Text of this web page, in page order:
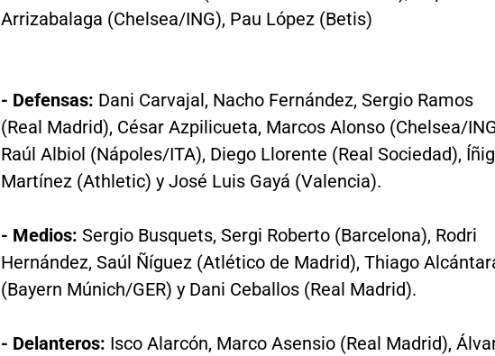
Arrizabalaga (Chelsea/ING), Pau López (Betis)
- Defensas: Dani Carvajal, Nacho Fernández, Sergio Ramos
(Real Madrid), César Azpilicueta, Marcos Alonso (Chelsea/
Raúl Albiol (Nápoles/ITA), Diego Llorente (Real Sociedad),
Martínez (Athletic) y José Luis Gayá (Valencia).
- Medios: Sergio Busquets, Sergi Roberto (Barcelona), Rodri
Hernández, Saúl Ñíguez (Atlético de Madrid), Thiago
(Bayern Múnich/GER) y Dani Ceballos (Real Madrid).
- Delanteros: Isco Alarcón, Marco Asensio (Real Madrid),